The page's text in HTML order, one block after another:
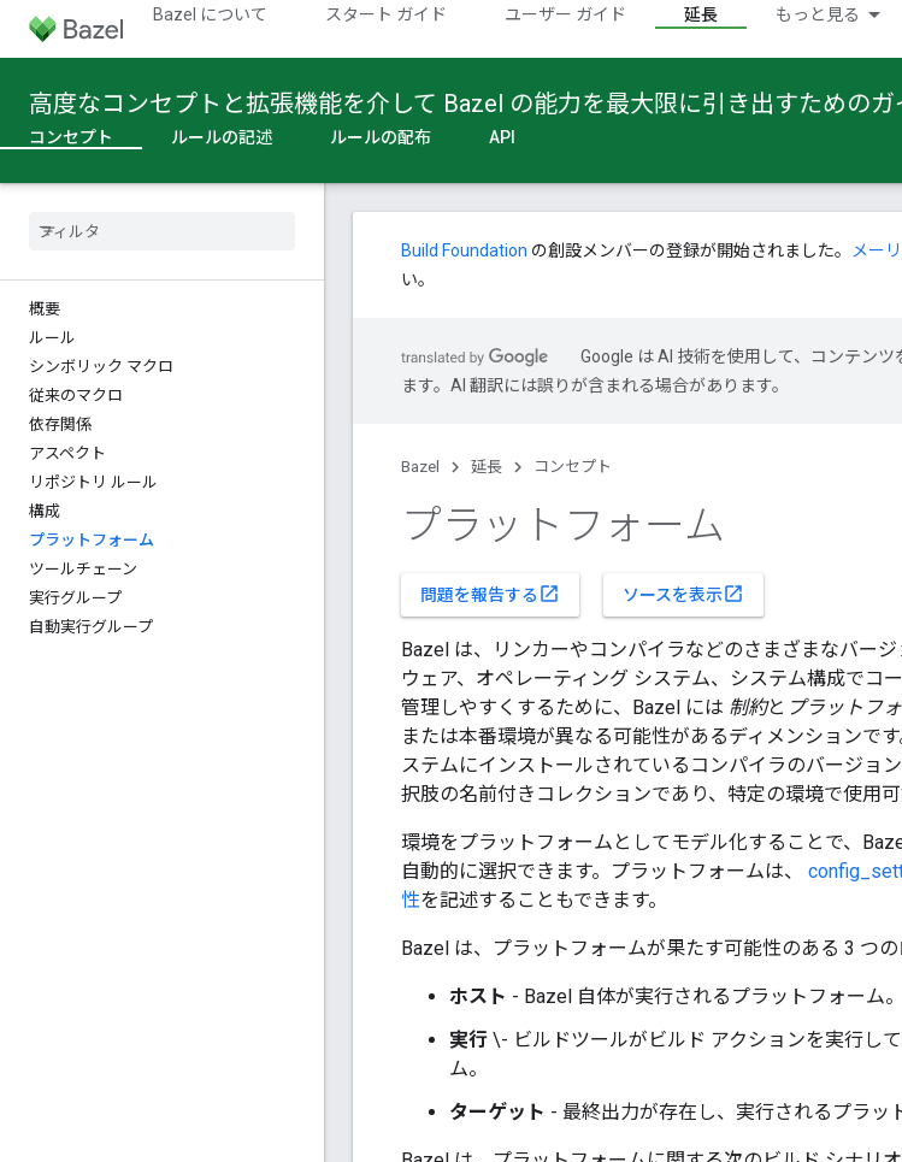
Bazel について スタート ガイド ユーザー ガイド 延長 もっと見る
高度なコンセプトと拡張機能を介して Bazel の能力を最大限に引き出すためのガ
コンセプト ルールの記述 ルールの配布 API
概要
ルール
シンボリック マクロ
従来のマクロ
依存関係
アスペクト
リポジトリ ルール
構成
プラットフォーム
ツールチェーン
実行グループ
自動実行グループ
Build Foundation の創設メンバーの登録が開始されました。 メー
い。
Google は AI 技術を使用して、コンテン
ます。AI 翻訳には誤りが含まれる場合があります。
Bazel 延長 コンセプト
プラットフォーム
問題を報告する open_in_new ソースを表示open_in_new
Bazel は、リンカーやコンパイラなどのさまざまなバー
ウェア、オペレーティング システム、システム構成でコ
管理しやすくするために、Bazel には 制約と プラットフ
または本番環境が異なる可能性があるディメンションで
ステムにインストールされているコンパイラのバージョ
択肢の名前付きコレクションであり、特定の環境で使用
環境をプラットフォームとしてモデル化することで、
自動的に選択できます。プラットフォームは、
性を記述することもできます。
Bazel は、プラットフォームが果たす可能性のある 3 つの
ホスト - Bazel 自体が実行されるプラットフォーム。
実行 \- ビルドツールがビルド アクションを実行し
ム。
ターゲット - 最終出力が存在し、実行されるプラッ